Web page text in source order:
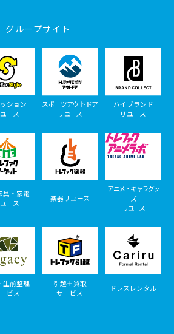
グループサイト
ション
ース
スポーツアウトドア
リユース
ハイブランド
リユース
具・家電
ース
楽器リユース
アニメ・キャラグッ
ズ
リユース
生前整理
ビス
引越＋買取
サービス
ドレスレンタル